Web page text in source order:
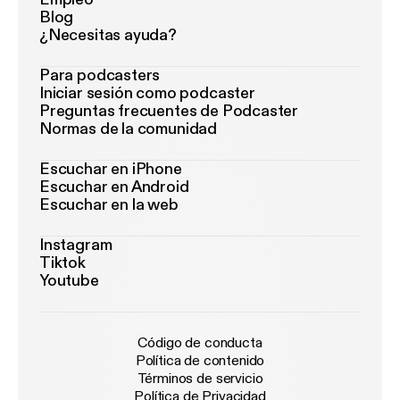
Blog
¿Necesitas ayuda?
Para podcasters
Iniciar sesión como podcaster
Preguntas frecuentes de Podcaster
Normas de la comunidad
Escuchar en iPhone
Escuchar en Android
Escuchar en la web
Instagram
Tiktok
Youtube
Código de conducta
Política de contenido
Términos de servicio
Política de Privacidad